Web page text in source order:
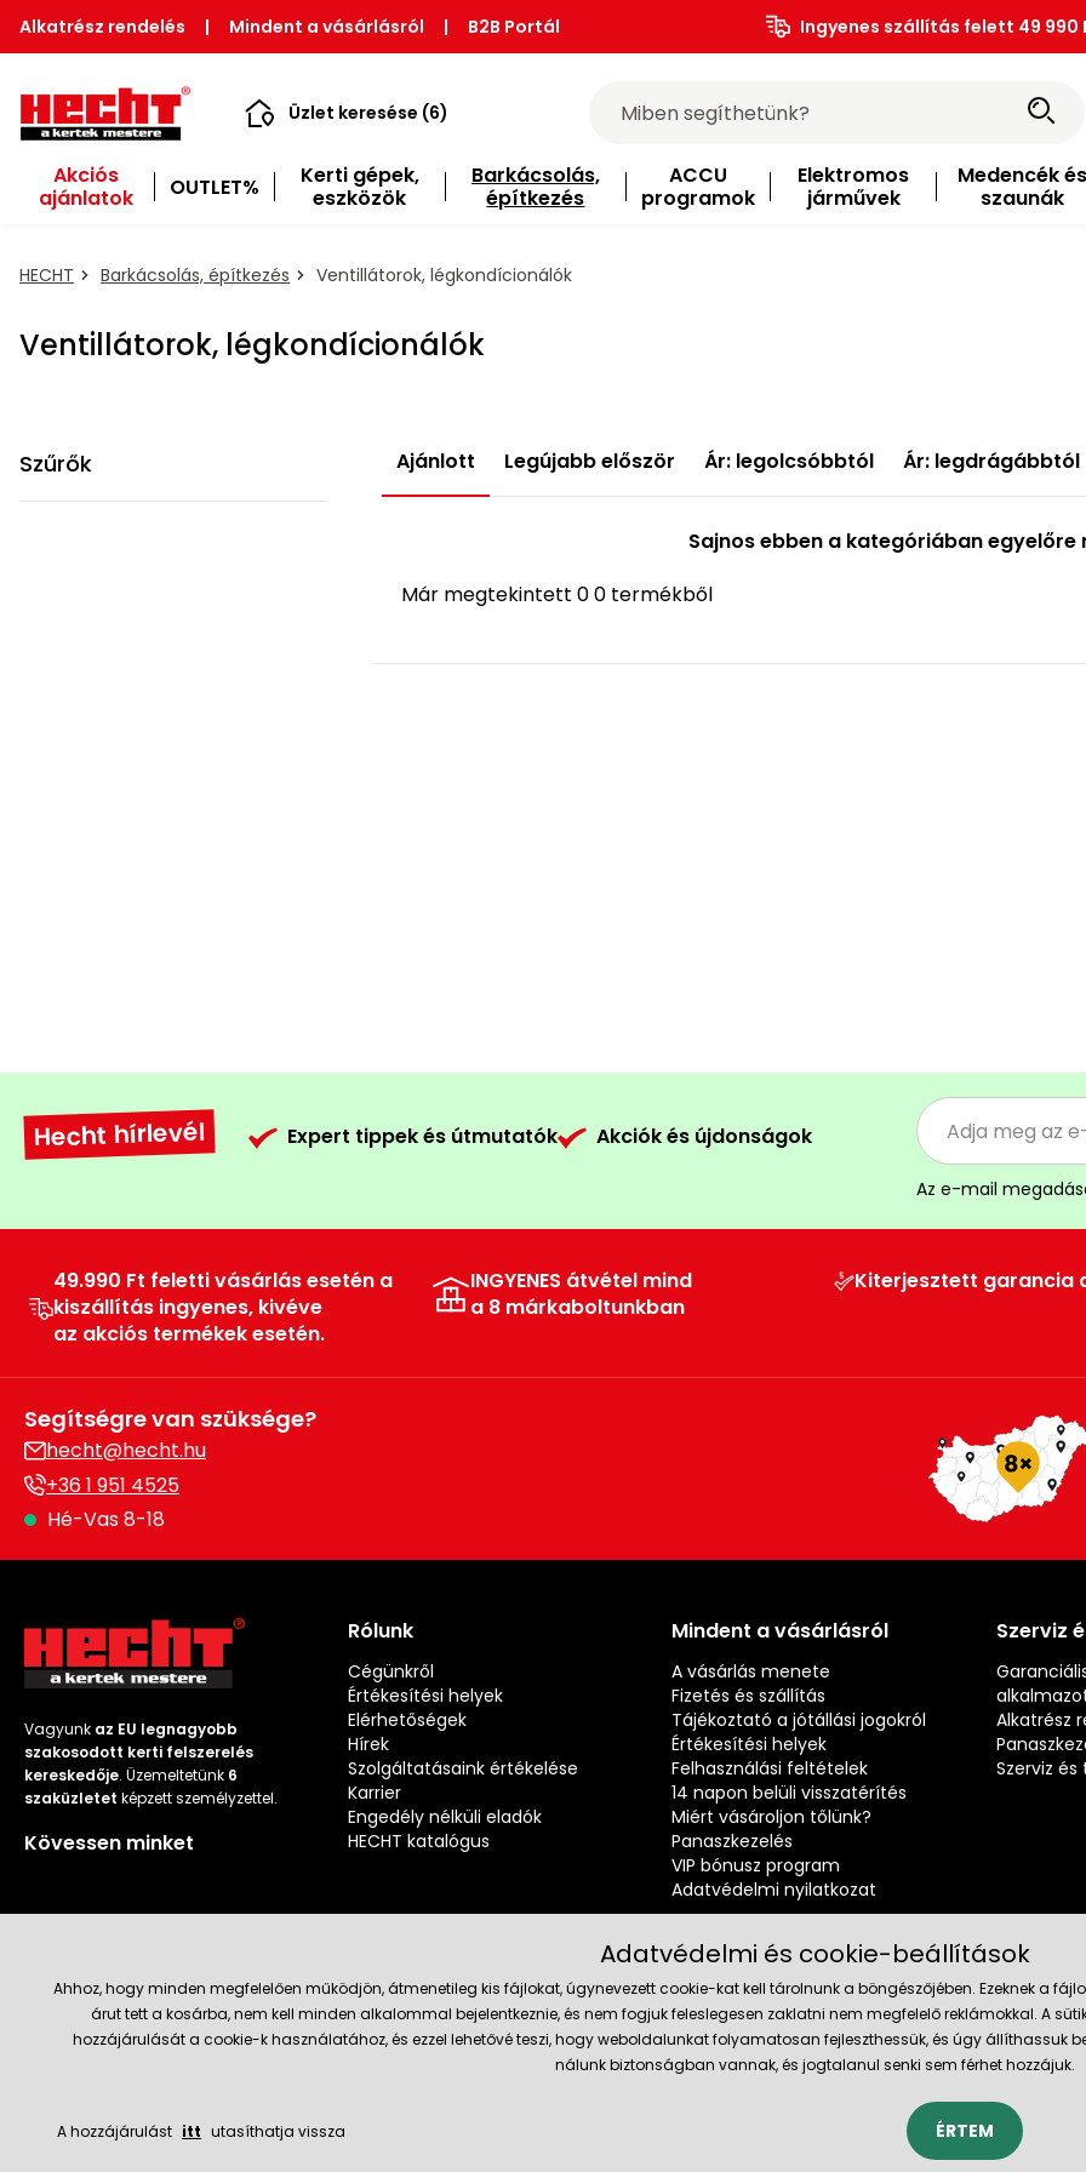
Alkatrész rendelés | Mindent a vásárlásról | B2B Portál Ingyenes szállítás felett 49 990
Üzlet keresése (6)
Akciós
ajánlatok
OUTLET%
Kerti gépek,
eszközök
Barkácsolás,
építkezés
ACCU
programok
Elektromos
járművek
Medencék
szaunák
HECHT Barkácsolás, építkezés Ventillátorok, légkondícionálók
Ventillátorok, légkondícionálók
Szűrők Ajánlott Legújabb először Ár: legolcsóbbtól Ár: legdrágábbtól
Sajnos ebben a kategóriában
Már megtekintett 0 0 termékből
Hecht hírlevél Expert tippek és útmutatók Akciók és újdonságok
Az e-mail
49.990 Ft feletti vásárlás esetén a
kiszállítás ingyenes, kivéve
az akciós termékek esetén.
INGYENES átvétel mind
a 8 márkaboltunkban
Kiterjesztett garancia
Segítségre van szüksége?
hecht@hecht.hu
+36 1 951 4525
Hé-Vas 8-18
Vagyunk az EU legnagyobb
szakosodott kerti felszerelés
kereskedője. Üzemeltetünk 6
szaküzletet képzett személyzettel.
Kövessen minket
Rólunk
Cégünkről
Értékesítési helyek
Elérhetőségek
Hírek
Szolgáltatásaink értékelése
Karrier
Engedély nélküli eladók
HECHT katalógus
Mindent a vásárlásról
A vásárlás menete
Fizetés és szállítás
Tájékoztató a jótállási jogokról
Értékesítési helyek
Felhasználási feltételek
14 napon belüli visszatérítés
Miért vásároljon tőlünk?
Panaszkezelés
VIP bónusz program
Adatvédelmi nyilatkozat
Szerviz
Alkatrész
Szerviz
Szállítás és fizetési módok
Adatvédelmi és cookie-beállítások
Ahhoz, hogy minden megfelelően működjön, átmenetileg kis fájlokat, úgynevezett cookie-kat kell tárolnunk a böngészőjében. Ezeknek a
árut tett a kosárba, nem kell minden alkalommal bejelentkeznie, és nem fogjuk feleslegesen zaklatni nem megfelelő reklámokkal. A
hozzájárulását a cookie-k használatához, és ezzel lehetővé teszi, hogy weboldalunkat folyamatosan fejleszthessük, és úgy
nálunk biztonságban vannak, és jogtalanul senki sem férhet hozzájuk.
A hozzájárulást itt utasíthatja vissza ÉRTEM